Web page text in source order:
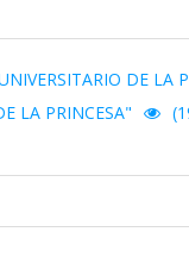
DE
LA PRINCESA"